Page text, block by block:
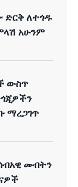
ድርቅ ለተጎዱ
አሁንም
ውስጥ
ማረጋገጥ
መብትን